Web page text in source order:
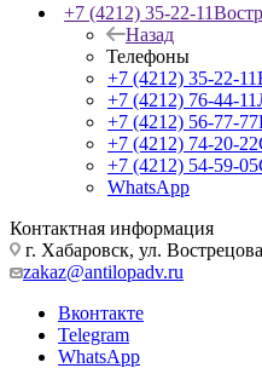
+7 (4212) 35-22-11
Назад
Телефоны
+7 (4212) 35-22-11
+7 (4212) 76-44-11
+7 (4212) 56-77-77
+7 (4212) 74-20-22
+7 (4212) 54-59-05
WhatsApp
Контактная информация
г. Хабаровск, ул.
zakaz@antilopadv.ru
Вконтакте
Telegram
WhatsApp